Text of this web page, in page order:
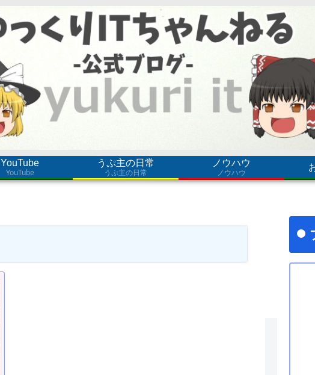
YouTube
YouTube
うぷ主の日常
うぷ主の日常
ノウハウ
ノウハウ